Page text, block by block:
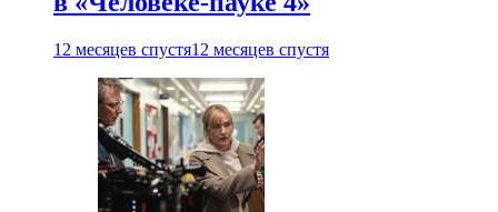
12 месяцев спустя12 месяцев спустя